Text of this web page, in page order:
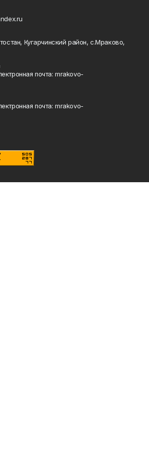
Кугарчинский район, с.Мраково,
почта: mrakovo-
почта: mrakovo-